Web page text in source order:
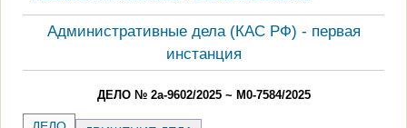
Административные дела (КАC РФ) - первая
инстанция
ДЕЛО № 2а-9602/2025 ~ М0-7584/2025